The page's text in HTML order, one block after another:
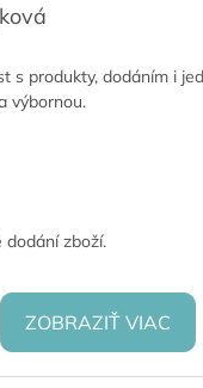
s produkty, dodáním i
výbornou.
dodání zboží.
ZOBRAZIŤ VIAC